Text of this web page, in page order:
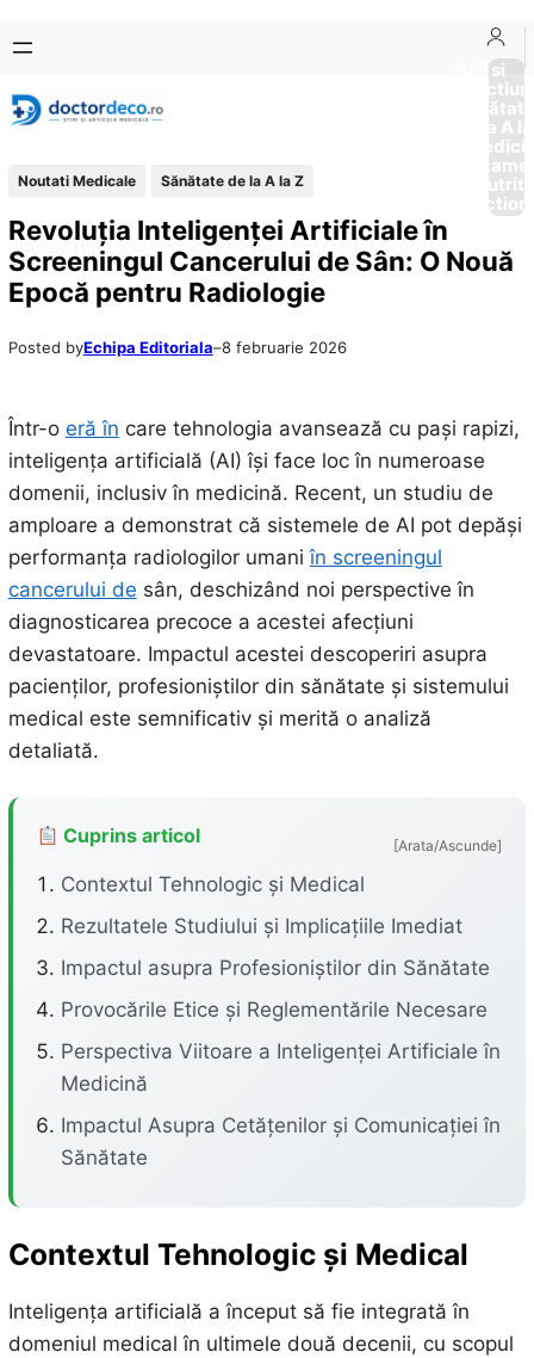
conținut
content
Boli si
Afectiuni
Sănătate
de la A
Noutati Medicale Sănătate de la A la Z
Revoluția Inteligenței Artificiale în
Screeningul Cancerului de Sân: O Nouă
Epocă pentru Radiologie
Posted byEchipa Editoriala–8 februarie 2026
Într-o eră în care tehnologia avansează cu pași rapizi,
inteligența artificială (AI) își face loc în numeroase
domenii, inclusiv în medicină. Recent, un studiu de
amploare a demonstrat că sistemele de AI pot depăși
performanța radiologilor umaniîn screeningul
cancerului de sân, deschizând noi perspective în
diagnosticarea precoce a acestei afecțiuni
devastatoare. Impactul acestei descoperiri asupra
pacienților, profesioniștilor din sănătate și sistemului
medical este semnificativ și merită o analiză
detaliată.
Cuprins articol [Arata/Ascunde]
Contextul Tehnologic și Medical
Rezultatele Studiului și Implicațiile Imediat
Impactul asupra Profesioniștilor din Sănătate
Provocările Etice și Reglementările Necesare
Perspectiva Viitoare a Inteligenței Artificiale în
Medicină
Impactul Asupra Cetățenilor și Comunicației în
Sănătate
Contextul Tehnologic și Medical
Inteligența artificială a început să fie integrată în
domeniul medical în ultimele două decenii, cu scopul